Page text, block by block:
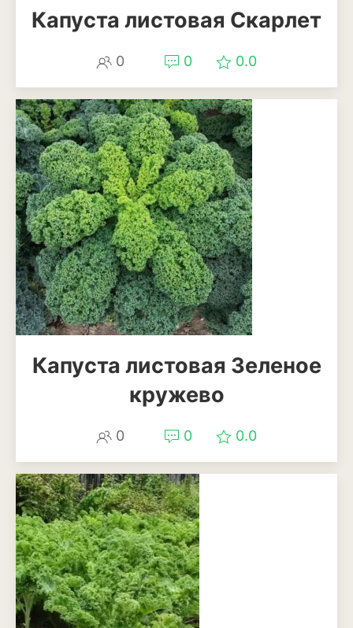
Кротон или кодиеум
Орхидея
Сингониум
Спатифиллум
Фикус
Кустарники и деревья
Бересклет
Буддлея
Бузина
Вейгела
Жимолость
Ива
Кипарисовик
Клен
Лиственница
Капуста листовая Скарлет
0 0 0.0
Капуста листовая Зеленое
кружево
0 0 0.0